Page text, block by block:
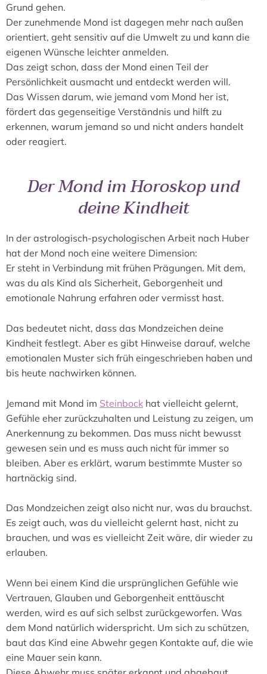
Grund gehen.
Der zunehmende Mond ist dagegen mehr nach außen
orientiert, geht sensitiv auf die Umwelt zu und kann die
eigenen Wünsche leichter anmelden.
Das zeigt schon, dass der Mond einen Teil der
Persönlichkeit ausmacht und entdeckt werden will.
Das Wissen darum, wie jemand vom Mond her ist,
fördert das gegenseitige Verständnis und hilft zu
erkennen, warum jemand so und nicht anders handelt
oder reagiert.
Der Mond im Horoskop und
deine Kindheit
In der astrologisch-psychologischen Arbeit nach Huber
hat der Mond noch eine weitere Dimension:
Er steht in Verbindung mit frühen Prägungen. Mit dem,
was du als Kind als Sicherheit, Geborgenheit und
emotionale Nahrung erfahren oder vermisst hast.
Das bedeutet nicht, dass das Mondzeichen deine
Kindheit festlegt. Aber es gibt Hinweise darauf, welche
emotionalen Muster sich früh eingeschrieben haben und
bis heute nachwirken können.
Jemand mit Mond im Steinbock hat vielleicht gelernt,
Gefühle eher zurückzuhalten und Leistung zu zeigen, um
Anerkennung zu bekommen. Das muss nicht bewusst
gewesen sein und es muss auch nicht für immer so
bleiben. Aber es erklärt, warum bestimmte Muster so
hartnäckig sind.
Das Mondzeichen zeigt also nicht nur, was du brauchst.
Es zeigt auch, was du vielleicht gelernt hast, nicht zu
brauchen, und was es vielleicht Zeit wäre, dir wieder zu
erlauben.
Wenn bei einem Kind die ursprünglichen Gefühle wie
Vertrauen, Glauben und Geborgenheit enttäuscht
werden, wird es auf sich selbst zurückgeworfen. Was
dem Mond natürlich widerspricht. Um sich zu schützen,
baut das Kind eine Abwehr gegen Kontakte auf, die wie
eine Mauer sein kann.